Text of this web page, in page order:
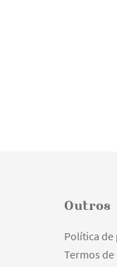
Outros
Política
Termos de